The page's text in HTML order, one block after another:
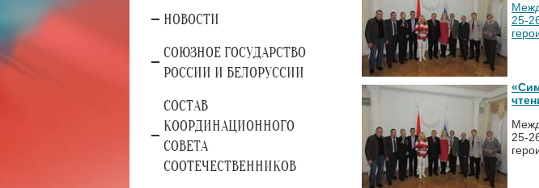
НОВОСТИ
СОЮЗНОЕ ГОСУДАРСТВО
РОССИИ И БЕЛОРУССИИ
СОСТАВ
КООРДИНАЦИОННОГО
СОВЕТА
СООТЕЧЕСТВЕННИКОВ
25-
25-